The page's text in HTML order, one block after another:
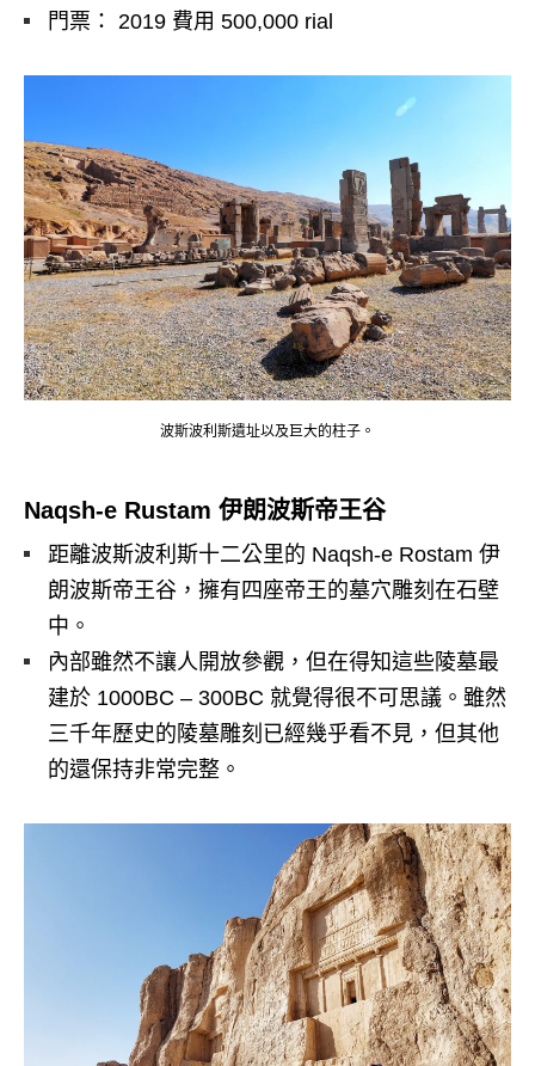
門票： 2019 費用 500,000 rial
波斯波利斯遺址以及巨大的柱子。
Naqsh-e Rustam 伊朗波斯帝王谷
距離波斯波利斯十二公里的 Naqsh-e Rostam 伊
朗波斯帝王谷，擁有四座帝王的墓穴雕刻在石壁
中。
內部雖然不讓人開放參觀，但在得知這些陵墓最
建於 1000BC – 300BC 就覺得很不可思議。雖然
三千年歷史的陵墓雕刻已經幾乎看不見，但其他
的還保持非常完整。